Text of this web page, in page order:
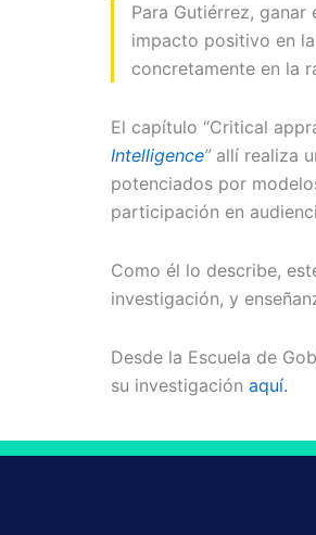
Para Gutiérrez,
impacto positivo en
concretamente en la
El capítulo “Critical
Intelligence” allí realiza
potenciados por
participación en
Como él lo describe,
investigación, y
Desde la Escuela de
su investigación aquí.